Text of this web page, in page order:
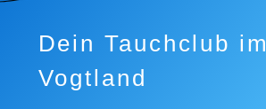
Dein Tauchclub im
Vogtland